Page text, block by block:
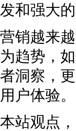
发和强大
营销越来
为趋势，
者洞察，
用户体验。
本站观点